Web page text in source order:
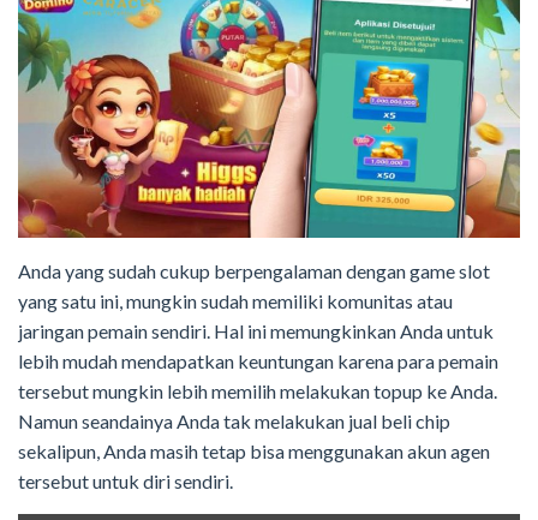
Anda yang sudah cukup berpengalaman dengan game slot
yang satu ini, mungkin sudah memiliki komunitas atau
jaringan pemain sendiri. Hal ini memungkinkan Anda untuk
lebih mudah mendapatkan keuntungan karena para pemain
tersebut mungkin lebih memilih melakukan topup ke Anda.
Namun seandainya Anda tak melakukan jual beli chip
sekalipun, Anda masih tetap bisa menggunakan akun agen
tersebut untuk diri sendiri.